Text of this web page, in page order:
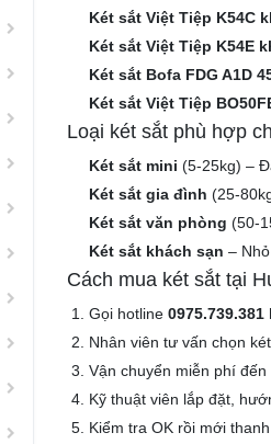
Két sắt Việt Tiệp K54C
Két sắt Việt Tiệp K54E
Két sắt Bofa FDG A1D
Két sắt Việt Tiệp
Loại két sắt phù hợp
Két sắt mini (5-25kg) –
Két sắt gia đình (25-
Két sắt văn phòng (50-
Két sắt khách sạn –
Cách mua két sắt tại
Gọi hotline 0975.739.381
Nhân viên tư vấn chọn
Vận chuyển miễn phí
Kỹ thuật viên lắp đặt,
Kiểm tra OK rồi mới